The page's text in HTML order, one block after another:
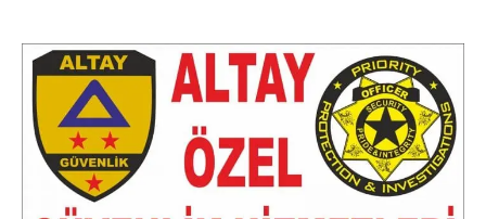
Post Archive